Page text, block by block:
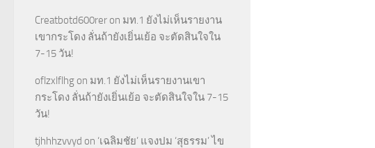
Creatbotd600rer on มท.1 ยังไม่เห็นรายงาน
เขากระโดง ลั่นถ้ายังเยิ่นเย้อ จะตัดสินใจใน
7-15 วัน!
oflzxlflhg on มท.1 ยังไม่เห็นรายงานเขา
กระโดง ลั่นถ้ายังเยิ่นเย้อ จะตัดสินใจใน 7-15
วัน!
tjhhhzvvyd on ‘เฉลิมชัย’ แจงปม ‘สุธรรม’ ไข